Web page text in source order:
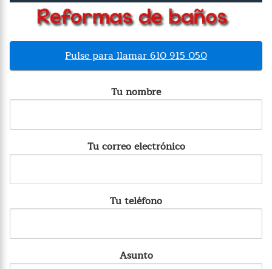
Pulse para llamar 610 915 050
Tu nombre
Tu correo electrónico
Tu teléfono
Asunto